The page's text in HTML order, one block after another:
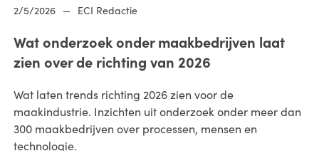
2/5/2026 — ECI Redactie
Wat onderzoek onder maakbedrijven laat
zien over de richting van 2026
Wat laten trends richting 2026 zien voor de
maakindustrie. Inzichten uit onderzoek onder meer dan
300 maakbedrijven over processen, mensen en
technologie.